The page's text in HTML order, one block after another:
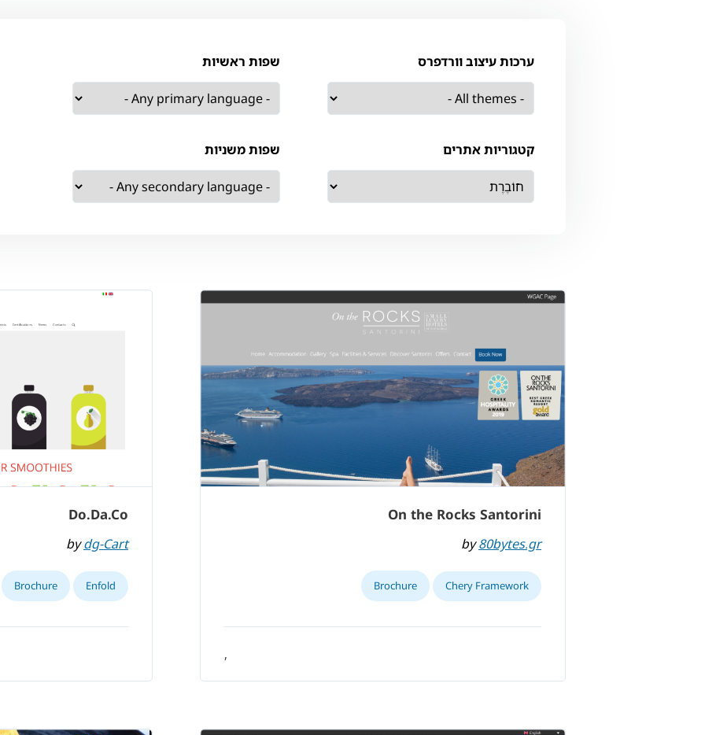
ערכות עיצוב וורדפרס
קטגוריות אתרים
שפות ראשיות
שפות משניות
On the Rocks Santorini
by80bytes.gr
Chery Framework
Brochure
,
Do.Da.Co
bydg-Cart
Enfold
Brochure